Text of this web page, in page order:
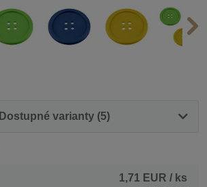
Dostupné varianty (5)
1,71 EUR / ks